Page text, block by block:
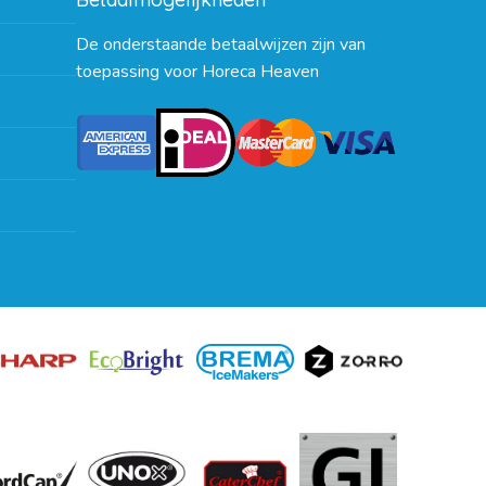
De onderstaande betaalwijzen zijn van
toepassing voor Horeca Heaven